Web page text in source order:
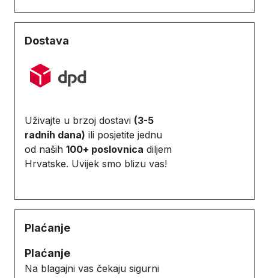
Dostava
Uživajte u brzoj dostavi (3-5
radnih dana) ili posjetite jednu
od naših 100+ poslovnica diljem
Hrvatske. Uvijek smo blizu vas!
Plaćanje
Plaćanje
Na blagajni vas čekaju sigurni